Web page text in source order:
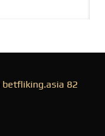
betfliking.asia 82